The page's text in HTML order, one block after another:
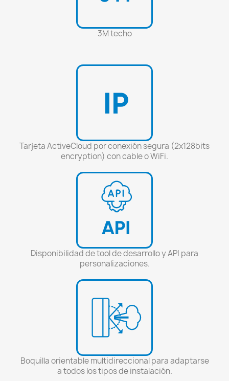
3M techo
Tarjeta ActiveCloud por conexión segura (2x128bits
encryption) con cable o WiFi.
Disponibilidad de tool de desarrollo y API para
personalizaciones.
Boquilla orientable multidireccional para adaptarse
a todos los tipos de instalación.